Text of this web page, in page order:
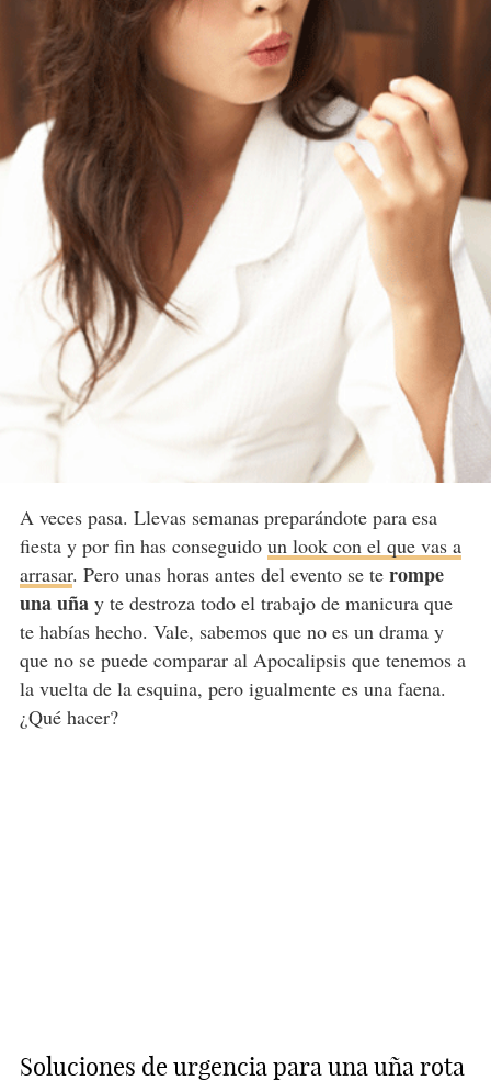
A veces pasa. Llevas semanas preparándote para esa
fiesta y por fin has conseguido un look con el que vas a
arrasar. Pero unas horas antes del evento se te rompe
una uñay te destroza todo el trabajo de manicura que
te habías hecho. Vale, sabemos que no es un drama y
que no se puede comparar al Apocalipsis que tenemos a
la vuelta de la esquina, pero igualmente es una faena.
¿Qué hacer?
Soluciones de urgencia para una uña rota